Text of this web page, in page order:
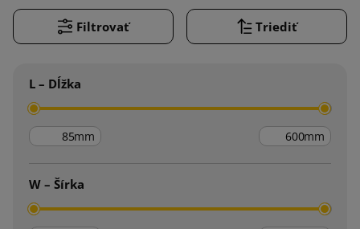
Filtrovať Triediť
L – Dĺžka
mm mm
W – Šírka